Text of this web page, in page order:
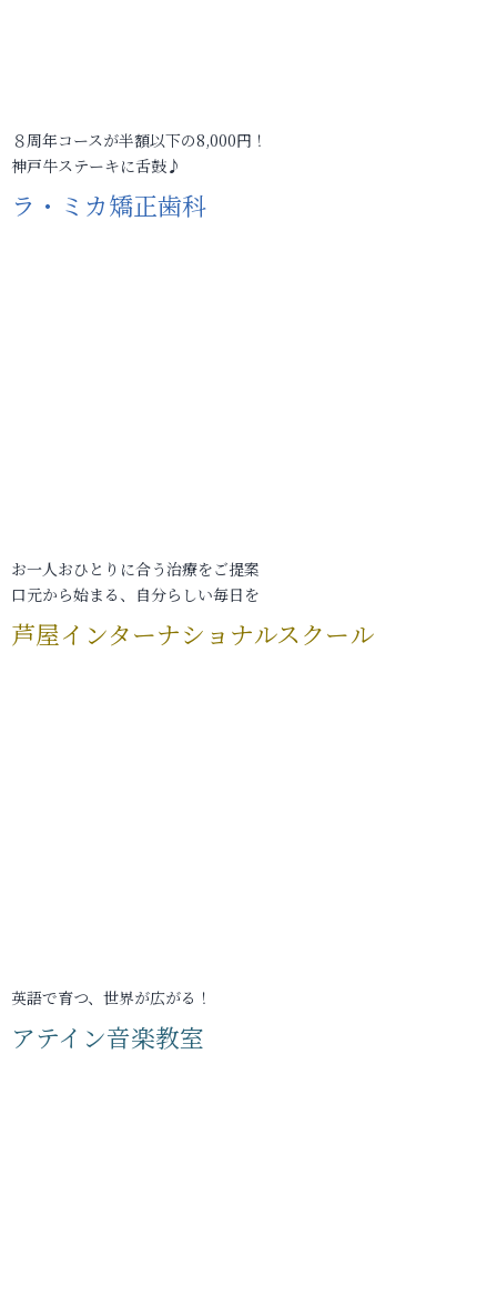
８周年コースが半額以下の8,000円！
神戸牛ステーキに舌鼓♪
ラ・ミカ矯正歯科
お一人おひとりに合う治療をご提案
口元から始まる、自分らしい毎日を
芦屋インターナショナルスクール
英語で育つ、世界が広がる！
アテイン音楽教室